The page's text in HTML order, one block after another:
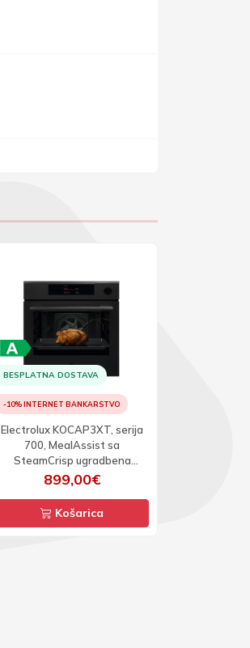
BESPLATNA DOSTAVA
-10% INTERNET BANKARSTVO
Electrolux KOCAP3XT, serija
700, MealAssist sa
SteamCrisp ugradbena
pećnica
899,00€
Košarica